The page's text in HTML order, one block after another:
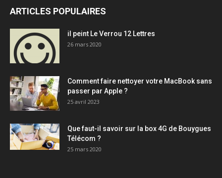
ARTICLES POPULAIRES
il peint Le Verrou 12 Lettres
26 mars 2020
Comment faire nettoyer votre MacBook sans
passer par Apple ?
25 avril 2023
Que faut-il savoir sur la box 4G de Bouygues
Télécom ?
25 mars 2020